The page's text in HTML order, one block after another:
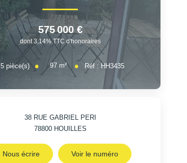
575 000 €
dont 3,14% TTC d'honoraires
5 pièce(s) 97 m² Réf : HH3435
38 RUE GABRIEL PERI
78800 HOUILLES
Nous écrire Voir le numéro